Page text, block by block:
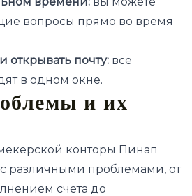
вопросы прямо во время
открывать почту: все
в одном окне.
и их
конторы Пинап
с различными проблемами, от
счета до